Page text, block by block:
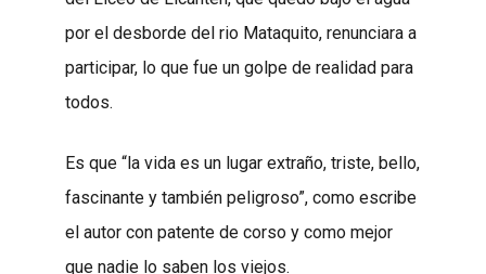
por el desborde del rio Mataquito, renunciara a
participar, lo que fue un golpe de realidad para
todos.
Es que “la vida es un lugar extraño, triste, bello,
fascinante y también peligroso”, como escribe
el autor con patente de corso y como mejor
que nadie lo saben los viejos.